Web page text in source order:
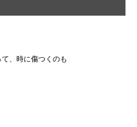
、時に傷つくのも